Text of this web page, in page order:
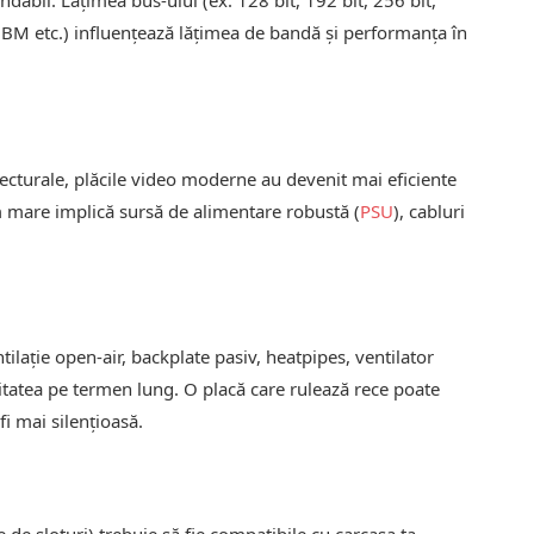
etc.) influențează lățimea de bandă și performanța în
plăcile video moderne au devenit mai eficiente
implică sursă de alimentare robustă (PSU), cabluri
open‑air, backplate pasiv, heatpipes, ventilator
pe termen lung. O placă care rulează rece poate
mai silențioasă.